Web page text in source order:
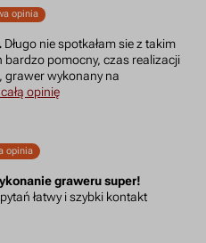
opinia
Długo nie spotkałam sie z takim
pomocny, czas realizacji
grawer wykonany na
opinię
opinia
graweru super!
łatwy i szybki kontakt